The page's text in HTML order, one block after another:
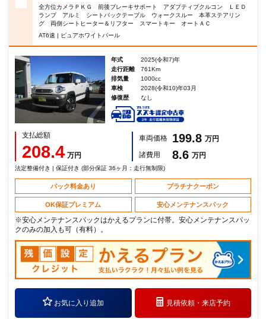
全方位カメラＰＫＧ 前後ブレーキサポート アダプティブクルコン ＬＥＤ
ランプ アルミ シートバックテーブル ウォークスルー 本革ステアリン
グ 両側シートヒーター＆リフター スマートキー オートＡＣ
AT6速 | ピュアホワイトパール
年式
2025(令和7)年
走行距離
761Km
排気量
1000cc
車検
2028(令和10)年03月
修復歴
なし
支払総額
208.4 万円
車両価格 199.8 万円
諸費用
8.6 万円
法定整備付き | 保証付き (部分保証 36ヶ月：走行無制限)
パック料金あり プラチナクーポン
OK保証プレミアム 安心メンテナンスパック
※安心メンテナンスパックはかえるプランに付帯。安心メンテナンスパッ
クのみの加入も可（有料）。
お気に入り追加 見積依頼・来店予約